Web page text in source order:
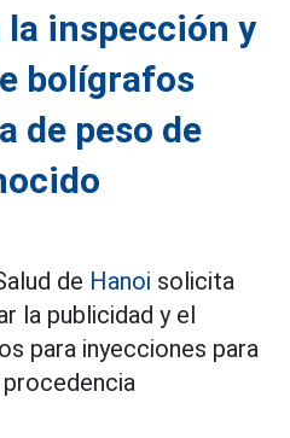
inspección y
bolígrafos
de peso de
de Hanoi solicita
la publicidad y el
para inyecciones para